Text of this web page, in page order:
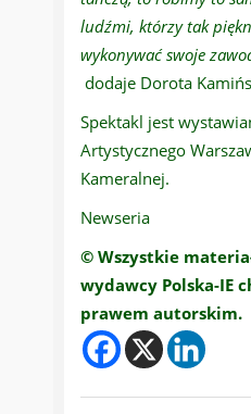
ludźmi, którzy tak
wykonywać swoje
dodaje Dorota
Spektakl jest
Artystycznego
Kameralnej.
Newseria
© Wszystkie
wydawcy Polska-IE
prawem autorskim.